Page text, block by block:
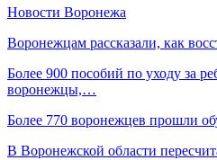
Новости Воронежа
Воронежцам рассказали, как
Более 900 пособий по уходу за
воронежцы,…
Более 770 воронежцев прошли
В Воронежской области